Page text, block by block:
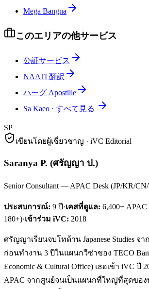
Mega Bangna
このエリアの他サービス
公証サービス
NAATI 翻訳
ハーグ Apostille
Sa Kaeo · すべて見る
SP
เขียนโดยผู้เชี่ยวชาญ · iVC Editorial
Saranya P. (ศรัญญา ป.)
Senior Consultant — APAC Desk (JP/KR/
ประสบการณ์: 9 ปี·เคสที่ดูแล: 6,400+
180+)·เข้าร่วม iVC: 2018
ศรัญญาเรียนจบโทด้าน Japanese Studies จาก
ก่อนทำงาน 3 ปีในแผนกวีซ่าของ TECO
Economic & Cultural Office) เธอเข้า iVC ปี
APAC จากศูนย์จนเป็นแผนกที่ใหญ่ที่สุดของ